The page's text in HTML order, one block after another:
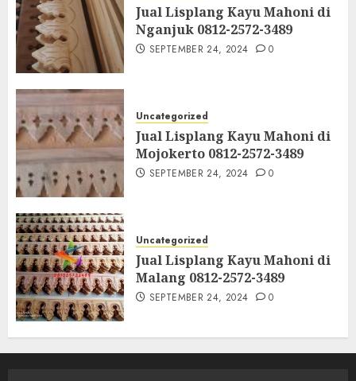
Jual Lisplang Kayu Mahoni di
Nganjuk 0812-2572-3489
SEPTEMBER 24, 2024 0
Uncategorized
Jual Lisplang Kayu Mahoni di
Mojokerto 0812-2572-3489
SEPTEMBER 24, 2024 0
Uncategorized
Jual Lisplang Kayu Mahoni di
Malang 0812-2572-3489
SEPTEMBER 24, 2024 0